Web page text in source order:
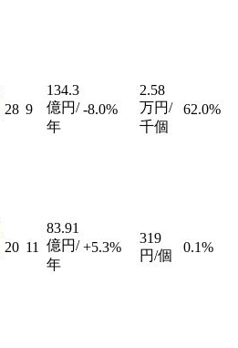
28 9
134.3
億円/
年
-8.0%
2.58
万円/
千個
62.0%
20 11
83.91
億円/
年
+5.3%
319
円/個
0.1%